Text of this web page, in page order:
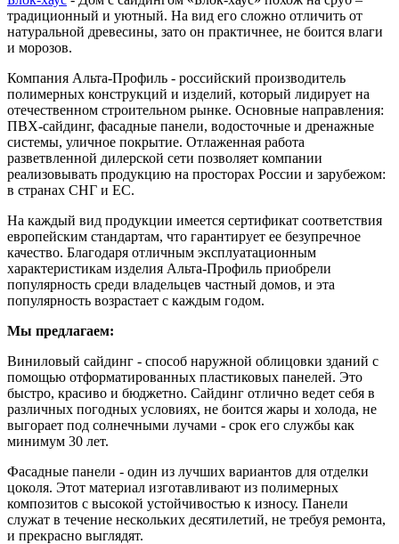
традиционный и уютный. На вид его сложно отличить от
натуральной древесины, зато он практичнее, не боится влаги
и морозов.
Компания Альта-Профиль - российский производитель
полимерных конструкций и изделий, который лидирует на
отечественном строительном рынке. Основные направления:
ПВХ-сайдинг, фасадные панели, водосточные и дренажные
системы, уличное покрытие. Отлаженная работа
разветвленной дилерской сети позволяет компании
реализовывать продукцию на просторах России и зарубежом:
в странах СНГ и ЕС.
На каждый вид продукции имеется сертификат соответствия
европейским стандартам, что гарантирует ее безупречное
качество. Благодаря отличным эксплуатационным
характеристикам изделия Альта-Профиль приобрели
популярность среди владельцев частный домов, и эта
популярность возрастает с каждым годом.
Мы предлагаем:
Виниловый сайдинг - способ наружной облицовки зданий с
помощью отформатированных пластиковых панелей. Это
быстро, красиво и бюджетно. Сайдинг отлично ведет себя в
различных погодных условиях, не боится жары и холода, не
выгорает под солнечными лучами - срок его службы как
минимум 30 лет.
Фасадные панели - один из лучших вариантов для отделки
цоколя. Этот материал изготавливают из полимерных
композитов с высокой устойчивостью к износу. Панели
служат в течение нескольких десятилетий, не требуя ремонта,
и прекрасно выглядят.